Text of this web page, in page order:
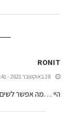
RONIT
28 באוקטובר 2021 - 11:41
היי …מה אפשר